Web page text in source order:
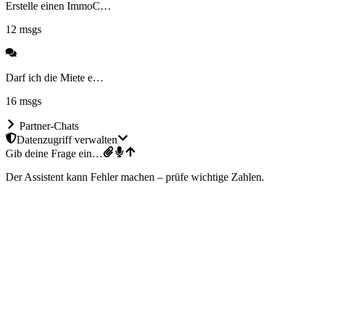
Erstelle einen ImmoC…
12 msgs
Darf ich die Miete e…
16 msgs
Partner-Chats
Datenzugriff verwalten
Gib deine Frage ein…
Der Assistent kann Fehler machen – prüfe wichtige Zahlen.